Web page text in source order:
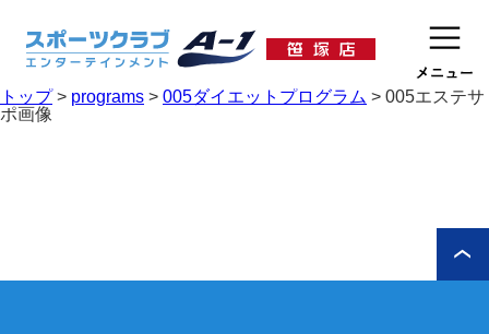
トップ> programs > 005ダイエットプログラム > 005エステサ
ポ画像